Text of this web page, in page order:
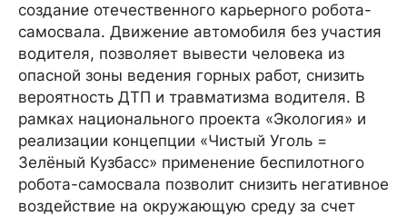
создание отечественного карьерного робота-
самосвала. Движение автомобиля без участия
водителя, позволяет вывести человека из
опасной зоны ведения горных работ, снизить
вероятность ДТП и травматизма водителя. В
рамках национального проекта «Экология» и
реализации концепции «Чистый Уголь =
Зелёный Кузбасс» применение беспилотного
робота-самосвала позволит снизить негативное
воздействие на окружающую среду за счет